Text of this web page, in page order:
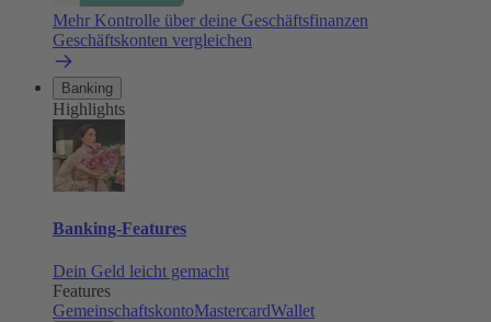
Mehr Kontrolle über deine Geschäftsfinanzen
Geschäftskonten vergleichen
Banking
Highlights
Banking-Features
Dein Geld leicht gemacht
Features
GemeinschaftskontoMastercardWallet